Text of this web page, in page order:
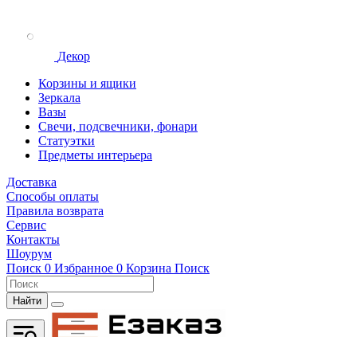
Декор
Корзины и ящики
Зеркала
Вазы
Свечи, подсвечники, фонари
Статуэтки
Предметы интерьера
Доставка
Способы оплаты
Правила возврата
Сервис
Контакты
Шоурум
Поиск 0 Избранное 0 Корзина Поиск
Найти